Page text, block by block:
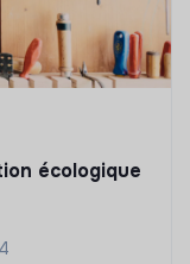
écologique